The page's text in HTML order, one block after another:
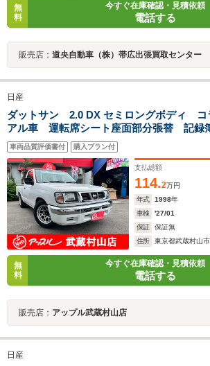
無
料
今すぐ在庫確認・見積依頼
電話する
販売店： 道央自動車（株）帯広出張買取センター
日産
ダットサン 2.0 DX セミロングボディ コ
アル車 運転席シート座面部分張替 記録
車両品質評価書付 購入プラン付
支払総額
114.2万円
年式
1998年
車検
'27/01
保証
保証無
住所
東京都武蔵村山市
無
料
今すぐ在庫確認・見積依頼
電話する
販売店： アップル武蔵村山店
日産